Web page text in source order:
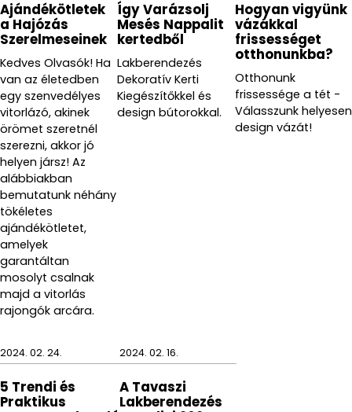
Ajándékötletek
a Hajózás
Szerelmeseinek
Kedves Olvasók! Ha
van az életedben
egy szenvedélyes
vitorlázó, akinek
örömet szeretnél
szerezni, akkor jó
helyen jársz! Az
alábbiakban
bemutatunk néhány
tökéletes
ajándékötletet,
amelyek
garantáltan
mosolyt csalnak
majd a vitorlás
rajongók arcára.
Így Varázsolj
Mesés Nappalit
kertedből
Lakberendezés
Dekoratív Kerti
Kiegészítőkkel és
design bútorokkal.
Hogyan vigyünk
vázákkal
frissességet
otthonunkba?
Otthonunk
frissessége a tét -
Válasszunk helyesen
design vázát!
2024. 02. 24.
5 Trendi és
Praktikus
2024. 02. 16.
A Tavaszi
Lakberendezés